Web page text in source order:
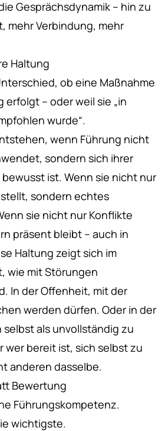
Gesprächsdynamik – hin zu
mehr Verbindung, mehr
Haltung
ob eine Maßnahme
erfolgt – oder weil sie „in
wurde“.
wenn Führung nicht
sondern sich ihrer
ist. Wenn sie nicht nur
stellt, sondern echtes
sie nicht nur Konflikte
präsent bleibt – auch in
Haltung zeigt sich im
wie mit Störungen
In der Offenheit, mit der
werden dürfen. Oder in der
als unvollständig zu
wer bereit ist, sich selbst zu
anderen dasselbe.
Bewertung
Führungskompetenz.
wichtigste.